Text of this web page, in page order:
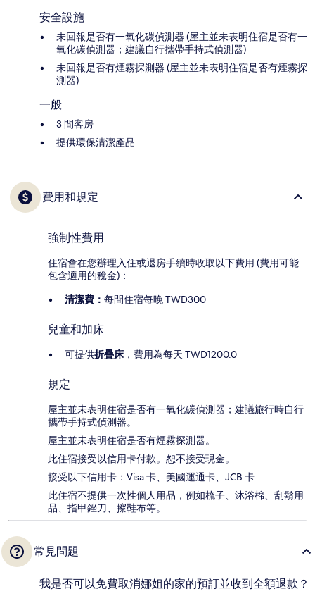
安全設施
未回報是否有一氧化碳偵測器 (屋主並未表明住宿是否有一
氧化碳偵測器；建議自行攜帶手持式偵測器)
未回報是否有煙霧探測器 (屋主並未表明住宿是否有煙霧探
測器)
一般
3 間客房
提供環保清潔產品
費用和規定
強制性費用
住宿會在您辦理入住或退房手續時收取以下費用 (費用可能
包含適用的稅金)：
清潔費： 每間住宿每晚 TWD300
兒童和加床
可提供折疊床 ，費用為每天 TWD1200.0
規定
屋主並未表明住宿是否有一氧化碳偵測器；建議旅行時自行
攜帶手持式偵測器。
屋主並未表明住宿是否有煙霧探測器。
此住宿接受以信用卡付款。恕不接受現金。
接受以下信用卡：Visa 卡、美國運通卡、JCB 卡
此住宿不提供一次性個人用品，例如梳子、沐浴棉、刮鬍用
品、指甲銼刀、擦鞋布等。
常見問題
我是否可以免費取消娜姐的家的預訂並收到全額退款？